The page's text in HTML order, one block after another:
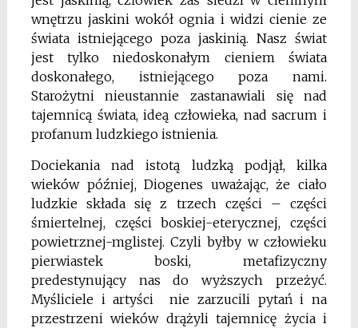
wnętrzu jaskini wokół ognia i widzi cienie ze
świata istniejącego poza jaskinią. Nasz świat
jest tylko niedoskonałym cieniem świata
doskonałego, istniejącego poza nami.
Starożytni nieustannie zastanawiali się nad
tajemnicą świata, ideą człowieka, nad sacrum i
profanum ludzkiego istnienia.
Dociekania nad istotą ludzką podjął, kilka
wieków później, Diogenes uważając, że ciało
ludzkie składa się z trzech części – części
śmiertelnej, części boskiej-eterycznej, części
powietrznej-mglistej. Czyli byłby w człowieku
pierwiastek boski, metafizyczny
predestynujący nas do wyższych przeżyć.
Myśliciele i artyści nie zarzucili pytań i na
przestrzeni wieków drążyli tajemnicę życia i